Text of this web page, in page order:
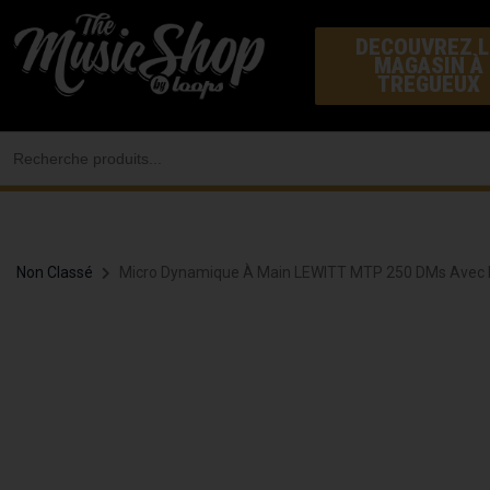
au
contenu
DECOUVREZ
MAGASIN À
TREGUEUX
Non Classé Micro Dynamique À Main LEWITT MTP 250 DMs